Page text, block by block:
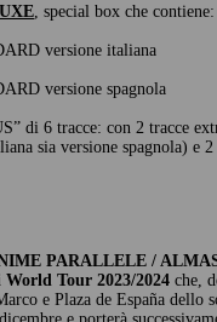
, special box che contiene:
versione italiana
versione spagnola
di 6 tracce: con 2 tracce
sia versione spagnola) e 2
PARALLELE /
World Tour 2023/2024 che,
e Plaza de España dello
e porterà